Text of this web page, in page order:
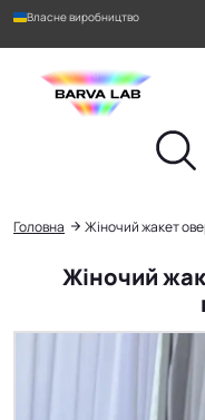
Власне виробництво
Пошук
Головна Жіночий жакет
Жіночий